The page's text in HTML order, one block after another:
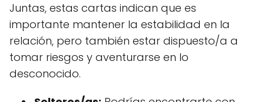
Juntas, estas cartas indican que es
importante mantener la estabilidad en la
relación, pero también estar dispuesto/a a
tomar riesgos y aventurarse en lo
desconocido.